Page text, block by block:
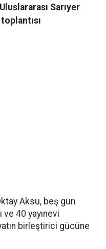
Sarıyer
Aksu, beş gün
40 yayınevi
birleştirici gücüne